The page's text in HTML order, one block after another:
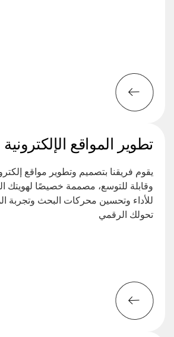
تطوير المواقع الإلكترونية
يقوم فريقنا بتصميم وتطوير مواقع
وقابلة للتوسع، مصممة خصيصًا لهويتك
للأداء وتحسين محركات البحث وتجربة
تحولك الرقمي